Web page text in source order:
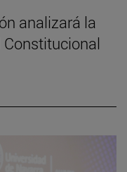
analizará la
Constitucional